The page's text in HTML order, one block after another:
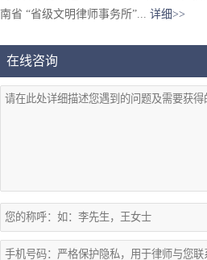
南省 “省级文明律师事务所”... 详细>>
在线咨询